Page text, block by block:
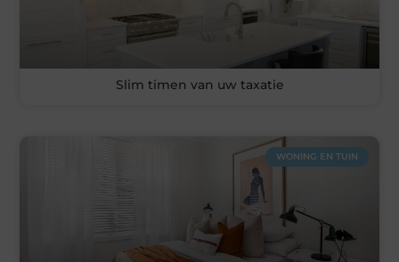
Slim timen van uw taxatie
WONING EN TUIN